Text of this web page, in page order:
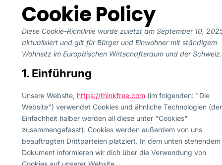
Cookie Policy
Diese Cookie-Richtlinie wurde zuletzt am September 10,
aktualisiert und gilt für Bürger und Einwohner mit ständigem
Wohnsitz im Europäischen Wirtschaftsraum und der Schweiz.
1. Einführung
Unsere Website, https://thinkfree.com (im folgenden: "Die
Website") verwendet Cookies und ähnliche Technologien (der
Einfachheit halber werden all diese unter "Cookies"
zusammengefasst). Cookies werden außerdem von uns
beauftragten Drittparteien platziert. In dem unten stehendem
Dokument informieren wir dich über die Verwendung von